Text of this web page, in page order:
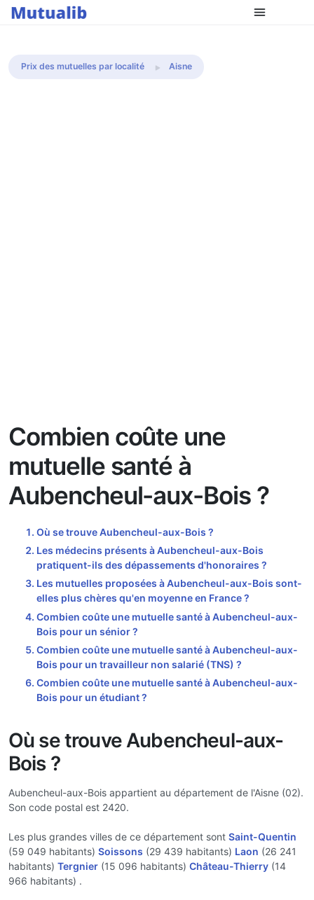
Comparer les mutuelles
Prix des mutuelles par localité Aisne
Combien coûte une
mutuelle santé à
Aubencheul-aux-Bois ?
Où se trouve Aubencheul-aux-Bois ?
Les médecins présents à Aubencheul-aux-Bois
pratiquent-ils des dépassements d'honoraires ?
Les mutuelles proposées à Aubencheul-aux-Bois sont-
elles plus chères qu'en moyenne en France ?
Combien coûte une mutuelle santé à Aubencheul-aux-
Bois pour un sénior ?
Combien coûte une mutuelle santé à Aubencheul-aux-
Bois pour un travailleur non salarié (TNS) ?
Combien coûte une mutuelle santé à Aubencheul-aux-
Bois pour un étudiant ?
Où se trouve Aubencheul-aux-
Bois ?
Aubencheul-aux-Bois appartient au département de l'Aisne (02).
Son code postal est 2420.
Les plus grandes villes de ce département sont Saint-Quentin
(59 049 habitants) Soissons (29 439 habitants) Laon (26 241
habitants) Tergnier (15 096 habitants) Château-Thierry (14
966 habitants) .